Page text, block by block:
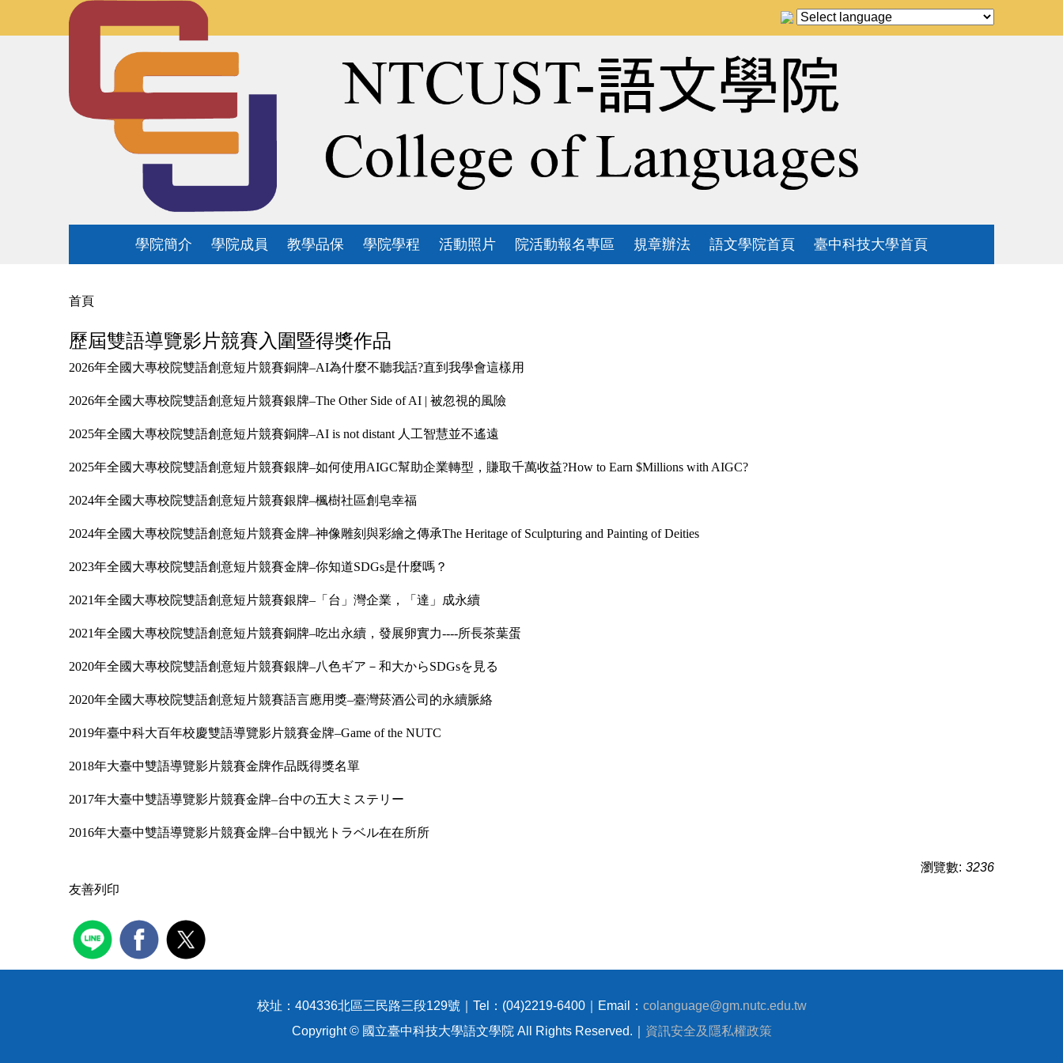
學院簡介 學院成員 教學品保 學院學程 活動照片 院活動報名專區 規章辦法 語文學院首頁 臺中科技大學首頁
首頁
歷屆雙語導覽影片競賽入圍暨得獎作品
2026年全國大專校院雙語創意短片競賽銅牌–AI為什麼不聽我話?直到我學會這樣用
2026年全國大專校院雙語創意短片競賽銀牌–The Other Side of AI | 被忽視的風險
2025年全國大專校院雙語創意短片競賽銅牌–AI is not distant 人工智慧並不遙遠
2025年全國大專校院雙語創意短片競賽銀牌–如何使用AIGC幫助企業轉型，賺取千萬收益?How to Earn $Millions with AIGC?
2024年全國大專校院雙語創意短片競賽銀牌–楓樹社區創皂幸福
2024年全國大專校院雙語創意短片競賽金牌–神像雕刻與彩繪之傳承The Heritage of Sculpturing and Painting of Deities
2023年全國大專校院雙語創意短片競賽金牌–你知道SDGs是什麼嗎？
2021年全國大專校院雙語創意短片競賽銀牌–「台」灣企業，「達」成永續
2021年全國大專校院雙語創意短片競賽銅牌–吃出永續，發展卵實力----所長茶葉蛋
2020年全國大專校院雙語創意短片競賽銀牌–八色ギア－和大からSDGsを見る
2020年全國大專校院雙語創意短片競賽語言應用獎–臺灣菸酒公司的永續脈絡
2019年臺中科大百年校慶雙語導覽影片競賽金牌–Game of the NUTC
2018年大臺中雙語導覽影片競賽金牌作品既得獎名單
2017年大臺中雙語導覽影片競賽金牌–台中の五大ミステリー
2016年大臺中雙語導覽影片競賽金牌–台中観光トラベル在在所所
瀏覽數: 3236
友善列印
校址：404336北區三民路三段129號｜Tel：(04)2219-6400｜Email： colanguage@gm.nutc.edu.tw
Copyright © 國立臺中科技大學語文學院 All Rights Reserved.｜ 資訊安全及隱私權政策